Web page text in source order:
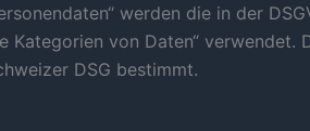
werden die in der
Kategorien von Daten“
DSG bestimmt.